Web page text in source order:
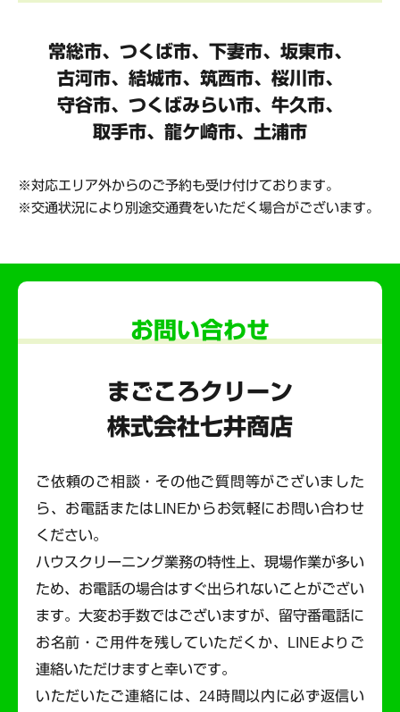
常総市、つくば市、下妻市、坂東市、
古河市、結城市、筑西市、桜川市、
守谷市、 つくばみらい市、牛久市、
取手市、龍ケ崎市、土浦市
対応エリア外からのご予約も受け付けております。
交通状況により別途交通費をいただく場合がございます。
お問い合わせ
まごころクリーン
株式会社七井商店
ご依頼のご相談・その他ご質問等がございました
ら、お電話またはLINEからお気軽にお問い合わせ
ください。
ハウスクリーニング業務の特性上、現場作業が多い
ため、お電話の場合はすぐ出られないことがござい
ます。 大変お手数ではございますが、留守番電話に
お名前・ご用件を残していただくか、LINEよりご
連絡いただけますと幸いです。
いただいたご連絡には、24時間以内に必ず返信い